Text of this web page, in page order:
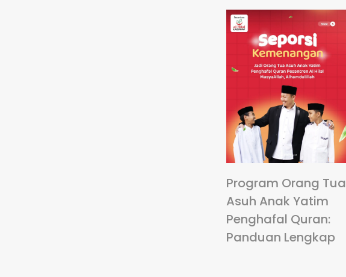
Program Orang Tua
Asuh Anak Yatim
Penghafal Quran:
Panduan Lengkap